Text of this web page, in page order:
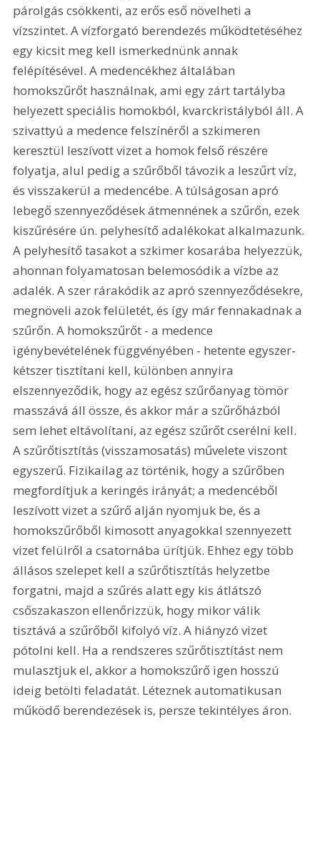
párolgás csökkenti, az erős eső növelheti a
vízszintet. A vízforgató berendezés működtetéséhez
egy kicsit meg kell ismerkednünk annak
felépítésével. A medencékhez általában
homokszűrőt használnak, ami egy zárt tartályba
helyezett speciális homokból, kvarckristályból áll. A
szivattyú a medence felszínéről a szkimeren
keresztül leszívott vizet a homok felső részére
folyatja, alul pedig a szűrőből távozik a leszűrt víz,
és visszakerül a medencébe. A túlságosan apró
lebegő szennyeződések átmennének a szűrőn, ezek
kiszűrésére ún. pelyhesítő adalékokat alkalmazunk.
A pelyhesítő tasakot a szkimer kosarába helyezzük,
ahonnan folyamatosan belemosódik a vízbe az
adalék. A szer rárakódik az apró szennyeződésekre,
megnöveli azok felületét, és így már fennakadnak a
szűrőn. A homokszűrőt - a medence
igénybevételének függvényében - hetente egyszer-
kétszer tisztítani kell, különben annyira
elszennyeződik, hogy az egész szűrőanyag tömör
masszává áll össze, és akkor már a szűrőházból
sem lehet eltávolítani, az egész szűrőt cserélni kell.
A szűrőtisztítás (visszamosatás) művelete viszont
egyszerű. Fizikailag az történik, hogy a szűrőben
megfordítjuk a keringés irányát; a medencéből
leszívott vizet a szűrő alján nyomjuk be, és a
homokszűrőből kimosott anyagokkal szennyezett
vizet felülről a csatornába ürítjük. Ehhez egy több
állásos szelepet kell a szűrőtisztítás helyzetbe
forgatni, majd a szűrés alatt egy kis átlátszó
csőszakaszon ellenőrizzük, hogy mikor válik
tisztává a szűrőből kifolyó víz. A hiányzó vizet
pótolni kell. Ha a rendszeres szűrőtisztítást nem
mulasztjuk el, akkor a homokszűrő igen hosszú
ideig betölti feladatát. Léteznek automatikusan
működő berendezések is, persze tekintélyes áron.